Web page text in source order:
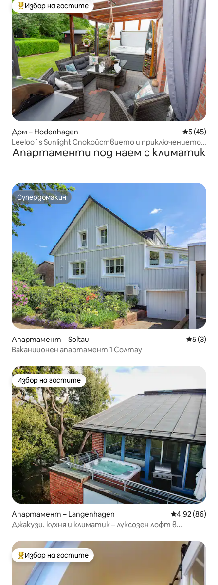
Най-популярен избор на гостите
Избор на гостите
Дом – Hodenhagen Средна
5 (45)
Leeloo´s Sunlight Спокойствието и приключението
започват тук
Апартаменти под наем с климатик
Супердомакин
Супердомакин
Апартамент – Soltau Средна
5 (3)
Ваканционен апартамент 1 Солтау
Избор на гостите
Избор на гостите
Апартамент – Langenhagen Средна
4,92 (86)
Джакузи, кухня и климатик – луксозен лофт в
Най-популярен избор на гостите
Избор на гостите